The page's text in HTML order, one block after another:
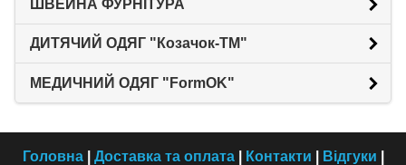
ШВЕЙНА ФУРНІТУРА
ДИТЯЧИЙ ОДЯГ "Козачок-ТМ"
МЕДИЧНИЙ ОДЯГ "FormOK"
Головна| Доставка та оплата| Контакти Відгуки